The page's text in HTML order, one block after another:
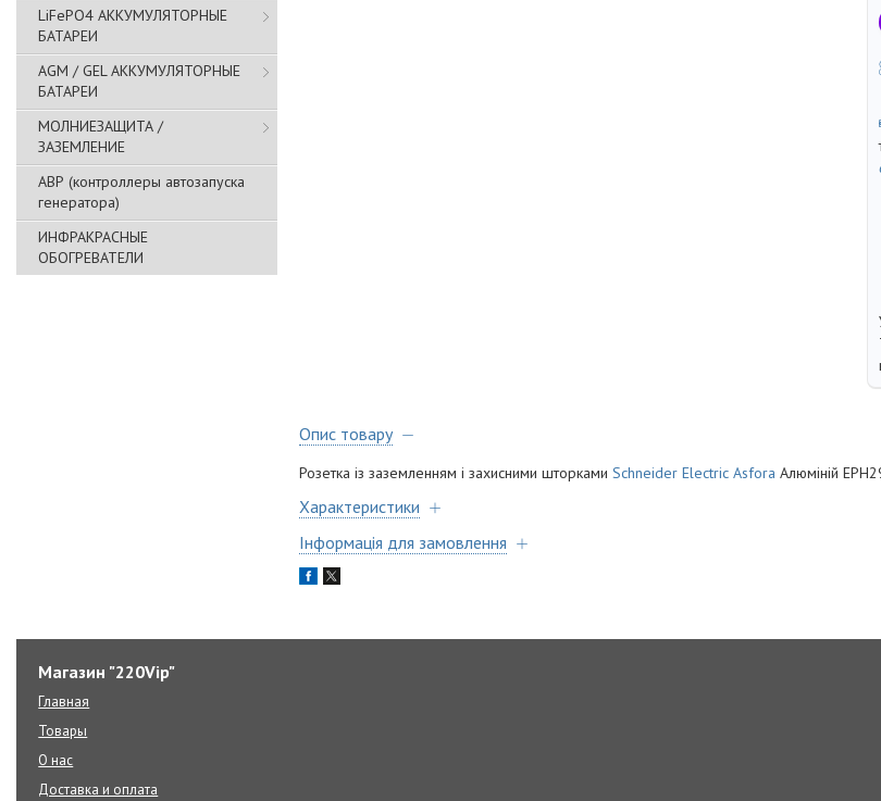
LiFePO4 АККУМУЛЯТОРНЫЕ
БАТАРЕИ
AGM / GEL АККУМУЛЯТОРНЫЕ
БАТАРЕИ
МОЛНИЕЗАЩИТА /
ЗАЗЕМЛЕНИЕ
АВР (контроллеры автозапуска
генератора)
ИНФРАКРАСНЫЕ
ОБОГРЕВАТЕЛИ
Опис товару
Розетка із заземленням і захисними шторками Schneider Electric Asfora Алюміній
Характеристики
Інформація для замовлення
Магазин "220Vip"
Главная
Товары
О нас
Доставка и оплата